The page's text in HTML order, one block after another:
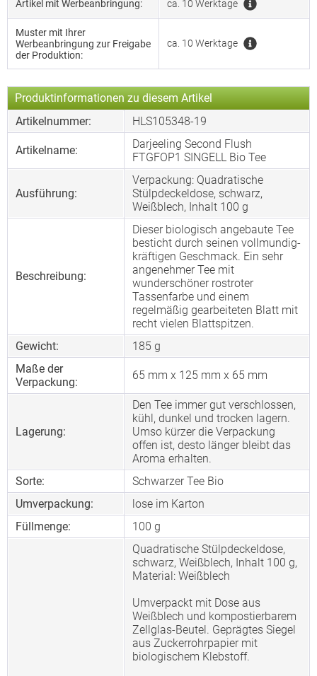
Artikel mit Werbeanbringung: ca. 10 Werktage
Muster mit Ihrer
Werbeanbringung zur Freigabe
der Produktion:
ca. 10 Werktage
Produktinformationen zu diesem Artikel
Artikelnummer:
HLS105348-19
Artikelname:
Darjeeling Second Flush
FTGFOP1 SINGELL Bio Tee
Ausführung:
Verpackung: Quadratische
Stülpdeckeldose, schwarz,
Weißblech, Inhalt 100 g
Beschreibung:
Dieser biologisch angebaute Tee
besticht durch seinen vollmundig-
kräftigen Geschmack. Ein sehr
angenehmer Tee mit
wunderschöner rostroter
Tassenfarbe und einem
regelmäßig gearbeiteten Blatt mit
recht vielen Blattspitzen.
Gewicht:
185 g
Maße der
Verpackung:
65 mm x 125 mm x 65 mm
Lagerung:
Den Tee immer gut verschlossen,
kühl, dunkel und trocken lagern.
Umso kürzer die Verpackung
offen ist, desto länger bleibt das
Aroma erhalten.
Sorte:
Schwarzer Tee Bio
Umverpackung:
lose im Karton
Füllmenge:
100 g
Quadratische Stülpdeckeldose,
schwarz, Weißblech, Inhalt 100 g,
Material: Weißblech
Umverpackt mit Dose aus
Weißblech und kompostierbarem
Zellglas-Beutel. Geprägtes Siegel
aus Zuckerrohrpapier mit
biologischem Klebstoff.